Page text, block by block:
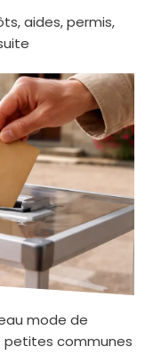
aides, permis,
mode de
petites communes